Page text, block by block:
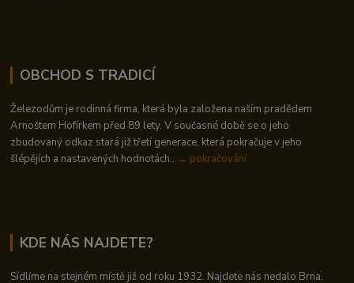
OBCHOD S TRADICÍ
Železodům je rodinná firma, která byla založena naším pradědem
Arnoštem Hofírkem před 89 lety. V současné době se o jeho
zbudovaný odkaz stará již třetí generace, která pokračuje v jeho
šlépějích a nastavených hodnotách.. → pokračování
KDE NÁS NAJDETE?
Sídlíme na stejném místě již od roku 1932. Najdete nás nedalo Brna,